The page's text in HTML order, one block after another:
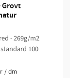
Grovt
- 269g/m2
100
/dm